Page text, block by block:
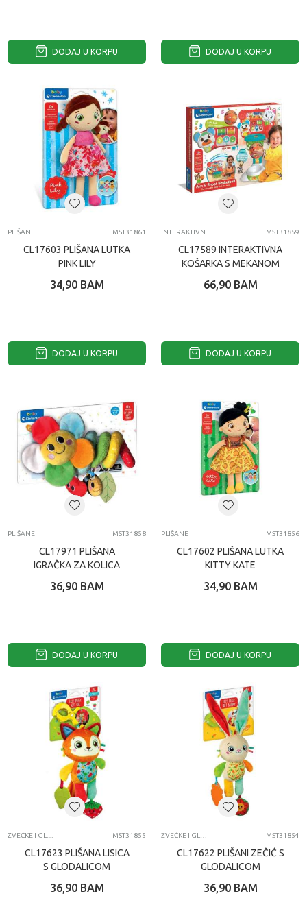
DODAJ U KORPU DODAJ U KORPU
PLIŠANE MST31861
CL17603 PLIŠANA LUTKA
PINK LILY
34,90 BAM
DODAJ U KORPU
MST31859
CL17589 INTERAKTIVNA
KOŠARKA S MEKANOM
66,90 BAM
DODAJ U KORPU
PLIŠANE MST31858
CL17971 PLIŠANA
IGRAČKA ZA KOLICA
36,90 BAM
DODAJ U KORPU
PLIŠANE MST31856
CL17602 PLIŠANA LUTKA
KITTY KATE
34,90 BAM
DODAJ U KORPU
MST31855
CL17623 PLIŠANA LISICA
S GLODALICOM
36,90 BAM
MST31854
CL17622 PLIŠANI ZEČIĆ S
GLODALICOM
36,90 BAM